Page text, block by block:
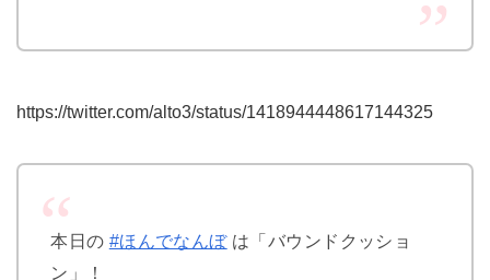
https://twitter.com/alto3/status/1418944448617144325
本日の #ほんでなんぼは「バウンドクッショ
ン」！